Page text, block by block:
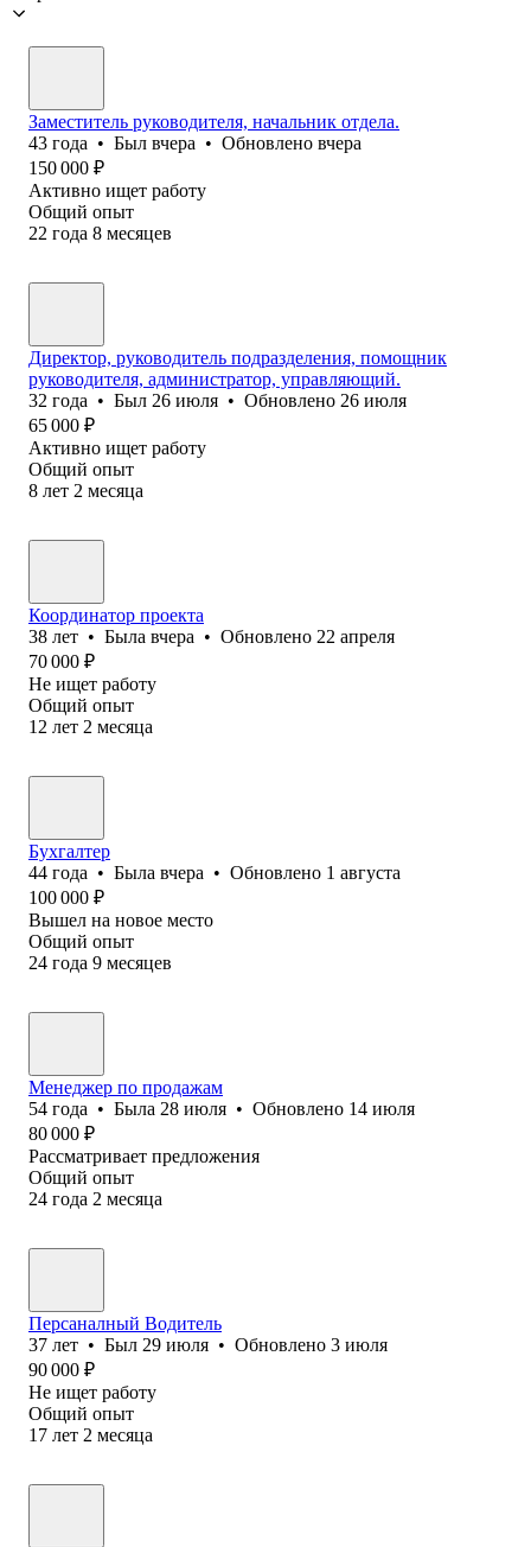
Заместитель руководителя, начальник отдела.
43 года • Был вчера • Обновлено вчера
150 000 ₽
Активно ищет работу
Общий опыт
22 года 8 месяцев
Директор, руководитель подразделения, помощник
руководителя, администратор, управляющий.
32 года • Был 26 июля • Обновлено 26 июля
65 000 ₽
Активно ищет работу
Общий опыт
8 лет 2 месяца
Координатор проекта
38 лет • Была вчера • Обновлено 22 апреля
70 000 ₽
Не ищет работу
Общий опыт
12 лет 2 месяца
Бухгалтер
44 года • Была вчера • Обновлено 1 августа
100 000 ₽
Вышел на новое место
Общий опыт
24 года 9 месяцев
Менеджер по продажам
54 года • Была 28 июля • Обновлено 14 июля
80 000 ₽
Рассматривает предложения
Общий опыт
24 года 2 месяца
Персаналный Водитель
37 лет • Был 29 июля • Обновлено 3 июля
90 000 ₽
Не ищет работу
Общий опыт
17 лет 2 месяца